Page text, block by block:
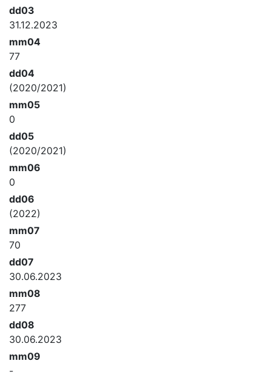
dd03
31.12.2023
mm04
77
dd04
(2020/2021)
mm05
0
dd05
(2020/2021)
mm06
0
dd06
(2022)
mm07
70
dd07
30.06.2023
mm08
277
dd08
30.06.2023
mm09
-